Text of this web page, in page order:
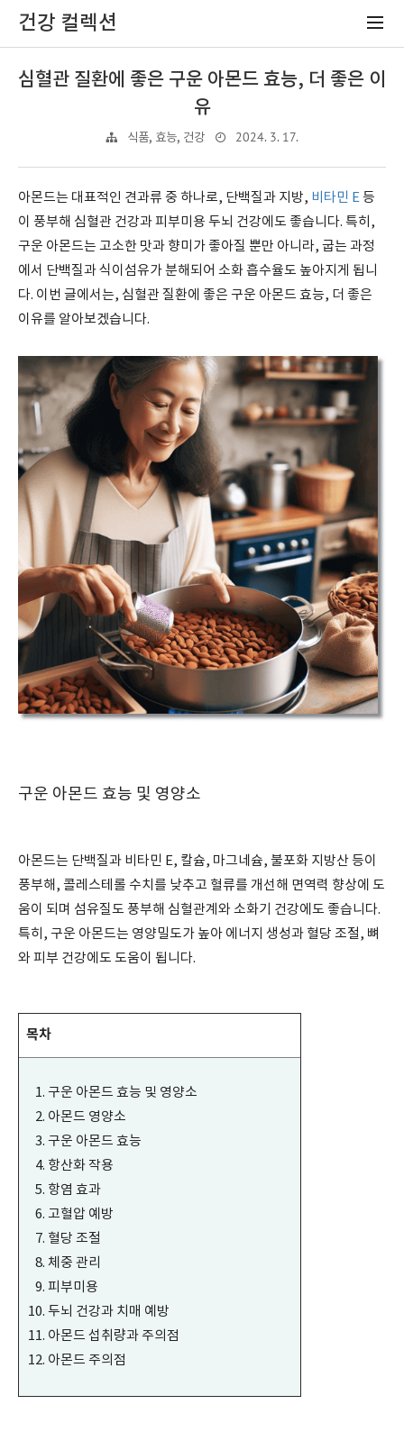
건강 컬렉션
심혈관 질환에 좋은 구운 아몬드 효능, 더 좋은 이
유
식품, 효능, 건강 2024. 3. 17.
아몬드는 대표적인 견과류 중 하나로, 단백질과 지방, 비타민 E등
이 풍부해 심혈관 건강과 피부미용 두뇌 건강에도 좋습니다. 특히,
구운 아몬드는 고소한 맛과 향미가 좋아질 뿐만 아니라, 굽는 과정
에서 단백질과 식이섬유가 분해되어 소화 흡수율도 높아지게 됩니
다. 이번 글에서는, 심혈관 질환에 좋은 구운 아몬드 효능, 더 좋은
이유를 알아보겠습니다.
구운 아몬드 효능 및 영양소
아몬드는 단백질과 비타민 E, 칼슘, 마그네슘, 불포화 지방산 등이
풍부해, 콜레스테롤 수치를 낮추고 혈류를 개선해 면역력 향상에 도
움이 되며 섬유질도 풍부해 심혈관계와 소화기 건강에도 좋습니다.
특히, 구운 아몬드는 영양밀도가 높아 에너지 생성과 혈당 조절, 뼈
와 피부 건강에도 도움이 됩니다.
목차
구운 아몬드 효능 및 영양소
아몬드 영양소
구운 아몬드 효능
항산화 작용
항염 효과
고혈압 예방
혈당 조절
체중 관리
피부미용
두뇌 건강과 치매 예방
아몬드 섭취량과 주의점
아몬드 주의점